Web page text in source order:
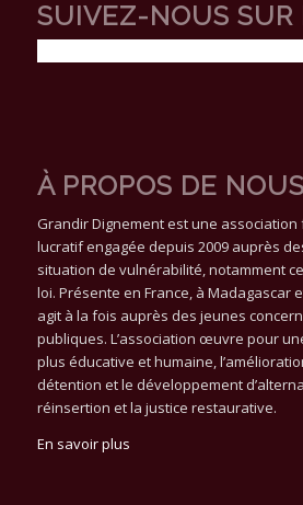
SUIVEZ-NOUS SUR
À PROPOS DE NOUS
Grandir Dignement est une
lucratif engagée depuis 2009 auprès
situation de vulnérabilité, notamment
loi. Présente en France, à Madagascar
agit à la fois auprès des jeunes
publiques. L’association œuvre pour
plus éducative et humaine,
détention et le développement
réinsertion et la justice restaurative.
En savoir plus